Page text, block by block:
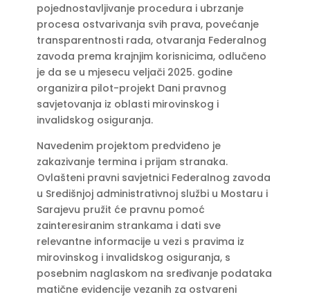
pojednostavljivanje procedura i ubrzanje
procesa ostvarivanja svih prava, povećanje
transparentnosti rada, otvaranja Federalnog
zavoda prema krajnjim korisnicima, odlučeno
je da se u mjesecu veljači 2025. godine
organizira pilot-projekt Dani pravnog
savjetovanja iz oblasti mirovinskog i
invalidskog osiguranja.
Navedenim projektom predviđeno je
zakazivanje termina i prijam stranaka.
Ovlašteni pravni savjetnici Federalnog zavoda
u Središnjoj administrativnoj službi u Mostaru i
Sarajevu pružit će pravnu pomoć
zainteresiranim strankama i dati sve
relevantne informacije u vezi s pravima iz
mirovinskog i invalidskog osiguranja, s
posebnim naglaskom na sređivanje podataka
matične evidencije vezanih za ostvareni